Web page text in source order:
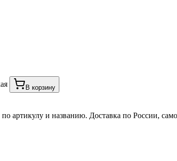
В корзину
артикулу и названию. Доставка по России,